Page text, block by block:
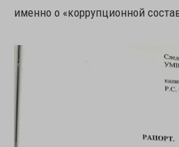
именно о «коррупционной